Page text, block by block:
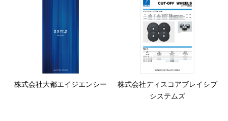
株式会社大都エイジエンシー
株式会社ディスコアブレイシブ
システムズ